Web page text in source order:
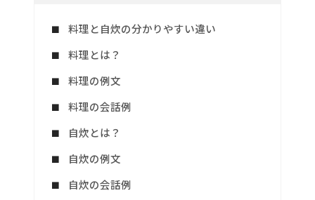
料理と自炊の分かりやすい違い
料理とは？
料理の例文
料理の会話例
自炊とは？
自炊の例文
自炊の会話例